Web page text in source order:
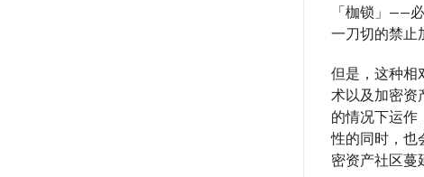
「枷锁」——
一刀切的禁止
但是，这种相
术以及加密资
的情况下运作
性的同时，也
密资产社区蔓